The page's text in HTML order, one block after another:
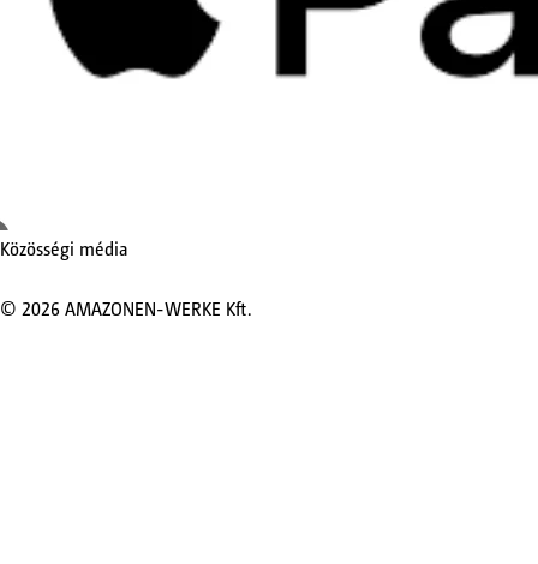
Közösségi média
© 2026AMAZONEN-WERKE Kft.